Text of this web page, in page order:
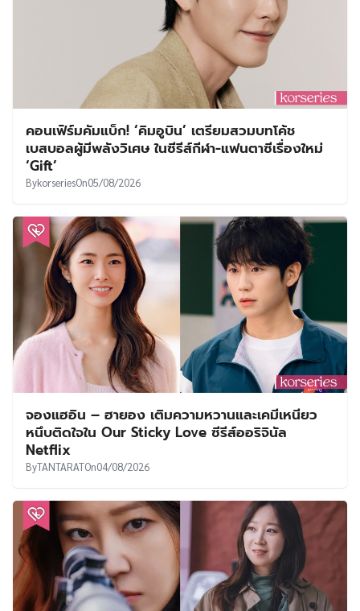
คอนเฟิร์มคัมแบ็ก! ‘คิมอูบิน’ เตรียมสวมบทโค้ช
เบสบอลผู้มีพลังวิเศษ ในซีรีส์กีฬา-แฟนตาซีเรื่องใหม่
‘Gift’
BykorseriesOn05/08/2026
จองแฮอิน – ฮายอง เติมความหวานและเคมีเหนียว
หนึบติดใจใน Our Sticky Love ซีรีส์ออริจินัล
Netflix
ByTANTARATOn04/08/2026